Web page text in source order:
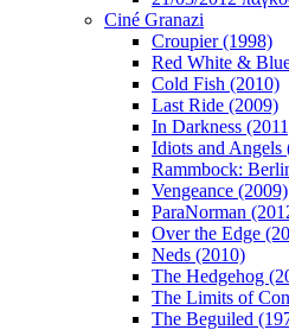
Ciné Granazi
Croupier (1998)
Red White &
Cold Fish (2010)
Last Ride (2009)
In Darkness
Idiots and Angels
Rammbock:
Vengeance (2009)
ParaNorman
Over the Edge
Neds (2010)
The Hedgehog
The Limits of
The Beguiled